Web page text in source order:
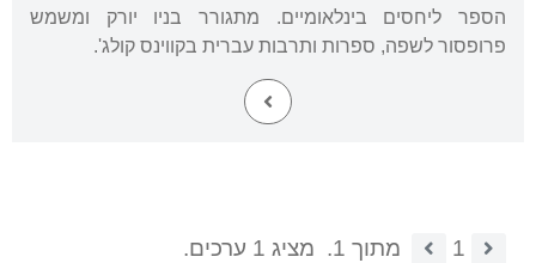
הספר ליחסים בינלאומיים. מתגורר בניו יורק ומשמש
פרופסור לשפה, ספרות ותרבות עברית בקווינס קולג'.
1 מתוך 1. מציג 1 ערכים.